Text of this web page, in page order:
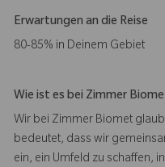
Erwartungen an die Reise
80-85% in Deinem Gebiet
Wie ist es bei Zimmer
Wir bei Zimmer Biomet
bedeutet, dass wir
ein, ein Umfeld zu schaffen,